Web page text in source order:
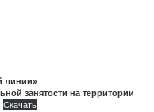
линии»
занятости на территории
Скачать